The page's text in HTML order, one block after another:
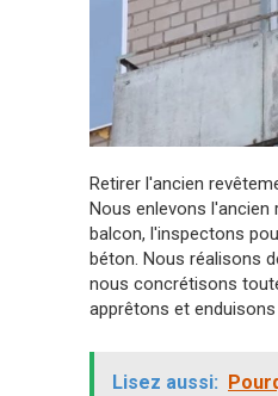
Retirer l'ancien
Nous enlevons l'ancien
balcon, l'inspectons
béton. Nous réalisons
nous concrétisons
apprêtons et
Lisez aussi: